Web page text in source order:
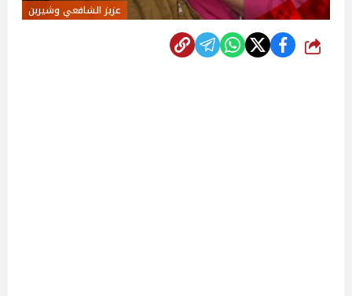
عزيز الشافعي وشيرين
شارك